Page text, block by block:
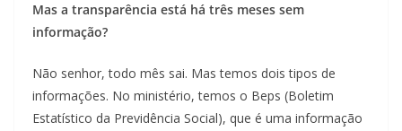
Mas a transparência está há três meses sem
informação?
Não senhor, todo mês sai. Mas temos dois tipos de
informações. No ministério, temos o Beps (Boletim
Estatístico da Previdência Social), que é uma informação